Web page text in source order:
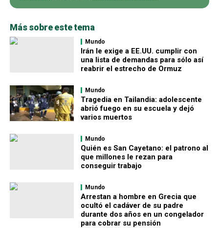
Más sobre este tema
Mundo
Irán le exige a EE.UU. cumplir con
una lista de demandas para sólo así
reabrir el estrecho de Ormuz
Mundo
Tragedia en Tailandia: adolescente
abrió fuego en su escuela y dejó
varios muertos
Mundo
Quién es San Cayetano: el patrono al
que millones le rezan para
conseguir trabajo
Mundo
Arrestan a hombre en Grecia que
ocultó el cadáver de su padre
durante dos años en un congelador
para cobrar su pensión